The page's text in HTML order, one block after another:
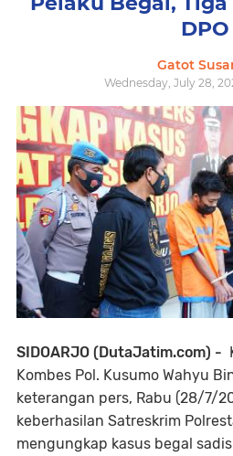
DPO
Gatot
Wednesday, July 28,
SIDOARJO (DutaJatim.com) -
Kombes Pol. Kusumo Wahyu
keterangan pers, Rabu (28/7/
keberhasilan Satreskrim
mengungkap kasus begal